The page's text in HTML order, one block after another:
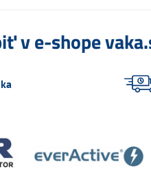
v e-shope